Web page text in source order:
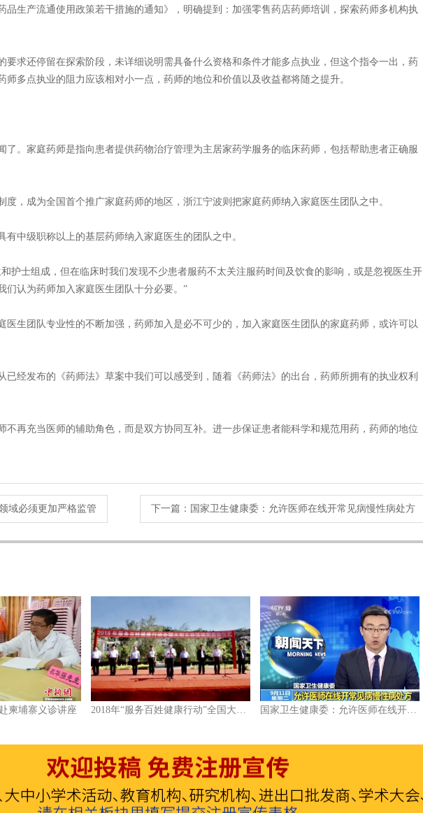
生产流通使用政策若干措施的通知》，明确提到：加强零售药店药师培训，探索药师多机构执
求还停留在探索阶段，未详细说明需具备什么资格和条件才能多点执业，但这个指令一出，药
多点执业的阻力应该相对小一点，药师的地位和价值以及收益都将随之提升。
。家庭药师是指向患者提供药物治疗管理为主居家药学服务的临床药师，包括帮助患者正确服
，成为全国首个推广家庭药师的地区，浙江宁波则把家庭药师纳入家庭医生团队之中。
中级职称以上的基层药师纳入家庭医生的团队之中。
护士组成，但在临床时我们发现不少患者服药不太关注服药时间及饮食的影响，或是忽视医生开
们认为药师加入家庭医生团队十分必要。”
生团队专业性的不断加强，药师加入是必不可少的，加入家庭医生团队的家庭药师，或许可以
经发布的《药师法》草案中我们可以感受到，随着《药师法》的出台，药师所拥有的执业权利
再充当医师的辅助角色，而是双方协同互补。进一步保证患者能科学和规范用药，药师的地位
域必须更加严格监管 下一篇： 国家卫生健康委：允许医师在线开常见病慢性病处方
柬埔寨义诊讲座